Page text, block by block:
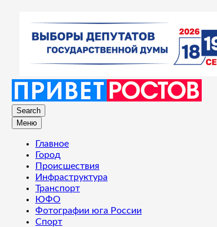
Search
Меню
Главное
Город
Происшествия
Инфраструктура
Транспорт
ЮФО
Фотографии юга России
Спорт